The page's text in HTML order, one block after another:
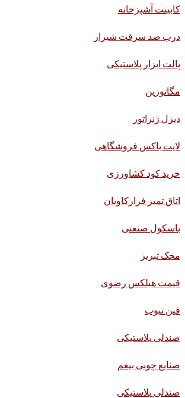
کابینت آشپزخانه
درب ضد سرقت شیراز
پالت ابزار پلاستیکی
مگاتوزین
دیزل ژنراتور
لایت باکس فروشگاهی
خرید کود کشاورزی
اتاق تمیز فرازکاویان
باسکول صنعتی
محک تبریز
قیمت هبلکس رضوی
فین تیوب
صندلی پلاستیکی
صنایع چوبی بیغم
صندلی پلاستیکی